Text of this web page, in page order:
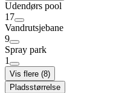
Udendørs pool
17
Vandrutsjebane
9
Spray park
1
Vis flere (8)
Pladsstørrelse